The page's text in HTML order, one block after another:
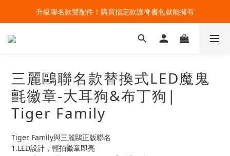
🔥今夏最夯 Pokémon 寶可夢書包現貨熱賣中！開心迎接新學期！
升級聯名款雙配件！購買指定款護脊書包就能擁有
🔥今夏最夯 Pokémon 寶可夢書包現貨熱賣中！開心迎接新學期！
三麗鷗聯名款替換式LED魔鬼
氈徽章-大耳狗&布丁狗|
Tiger Family
Tiger Family與三麗鷗正版聯名
1.LED設計，輕拍徽章即亮